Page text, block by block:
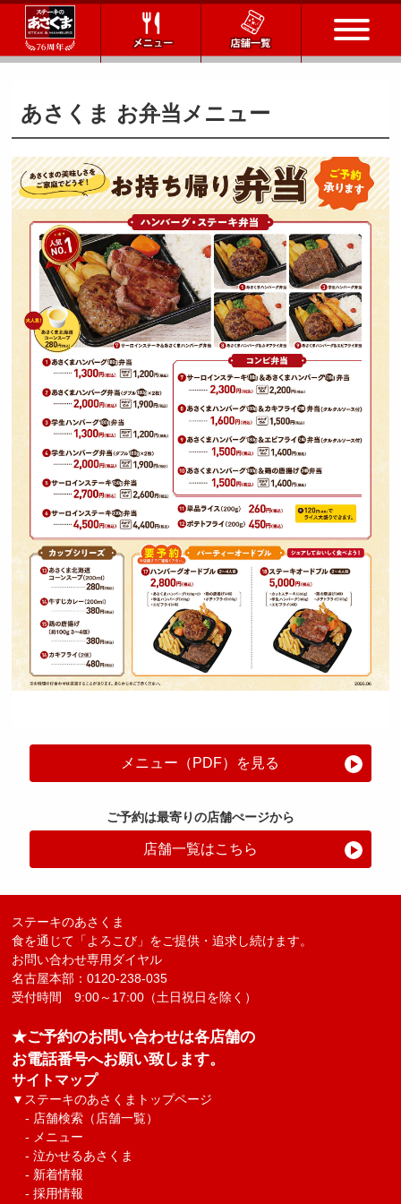
メニュー
会社情報
会社概要
IR情報
通販サイト
お問い合わせ
採用情報
採用トップ
新卒採用
中途採用
あさくま お弁当メニュー
メニュー（PDF）を見る
ご予約は最寄りの店舗ぺージから
店舗一覧はこちら
ステーキのあさくま
食を通じて「よろこび」をご提供・追求し続けます。
お問い合わせ専用ダイヤル
名古屋本部：0120-238-035
受付時間 9:00～17:00（土日祝日を除く）
★ご予約のお問い合わせは各店舗の
お電話番号へお願い致します。
サイトマップ
▼ ステーキのあさくまトップページ
- 店舗検索（店舗一覧）
- メニュー
-泣かせるあさくま
- 新着情報
-採用情報